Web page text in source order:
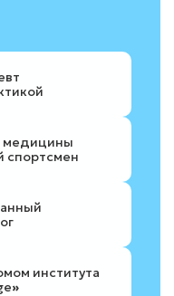
медицины
спортсмен
института
»